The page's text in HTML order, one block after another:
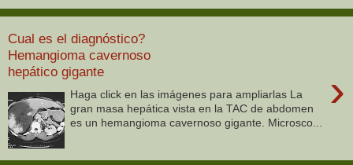
Cual es el diagnóstico?
Hemangioma cavernoso
hepático gigante
›
Haga click en las imágenes para ampliarlas La
gran masa hepática vista en la TAC de abdomen
es un hemangioma cavernoso gigante. Microsco...